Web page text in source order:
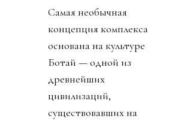
Самая необычная
концепция комплекса
основана на культуре
Ботай — одной из
древнейших
цивилизаций,
существовавших на